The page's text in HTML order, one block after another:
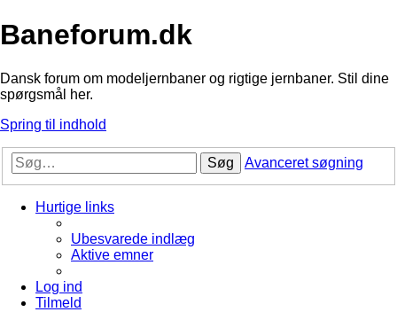
Baneforum.dk
Dansk forum om modeljernbaner og rigtige jernbaner. Stil dine
spørgsmål her.
Spring til indhold
Søg Avanceret søgning
Hurtige links
Ubesvarede indlæg
Aktive emner
Log ind
Tilmeld